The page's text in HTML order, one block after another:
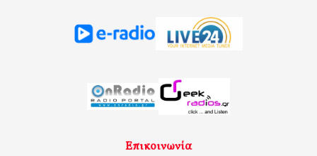
Επικοινωνία